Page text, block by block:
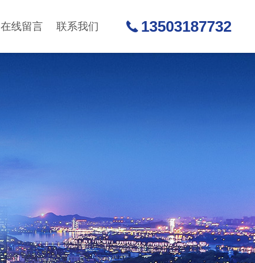
在线留言 联系我们 13503187732